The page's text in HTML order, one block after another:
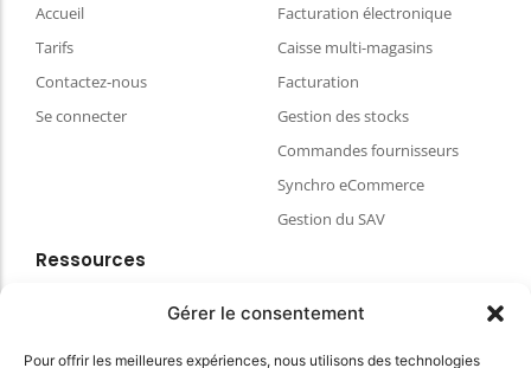
Gérer le consentement
Pour offrir les meilleures expériences, nous utilisons des technologies
Accueil
Tarifs
Contactez-nous
Se connecter
Facturation électronique
Caisse multi-magasins
Facturation
Gestion des stocks
Commandes fournisseurs
Synchro eCommerce
Gestion du SAV
Ressources
Choisir votre matériel de caisse